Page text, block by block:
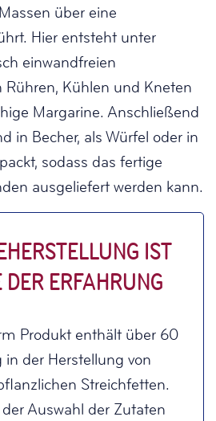
über eine
Hier entsteht unter
einwandfreien
Kühlen und Kneten
Margarine. Anschließend
in Becher, als Würfel oder in
sodass das fertige
ausgeliefert werden kann.
IST
ERFAHRUNG
Produkt enthält über 60
der Herstellung von
Streichfetten.
Auswahl der Zutaten